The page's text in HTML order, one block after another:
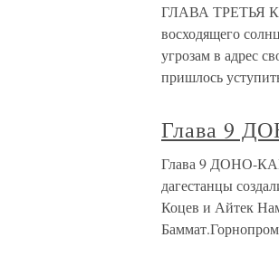
ГЛАВА ТРЕТЬЯ
восходящего
угрозам в адрес
пришлось
Глава 9
Глава 9 ДОНО-
дагестанцы
Коцев и Айтек